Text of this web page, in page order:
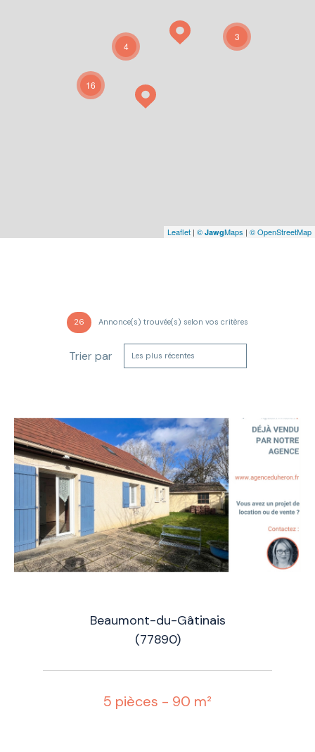
3
4
16
Leaflet | © JawgMaps | © OpenStreetMap
26 Annonce(s) trouvée(s) selon vos critères
Trier par Les plus récentes
Beaumont-du-Gâtinais
(77890)
5 pièces - 90 m²